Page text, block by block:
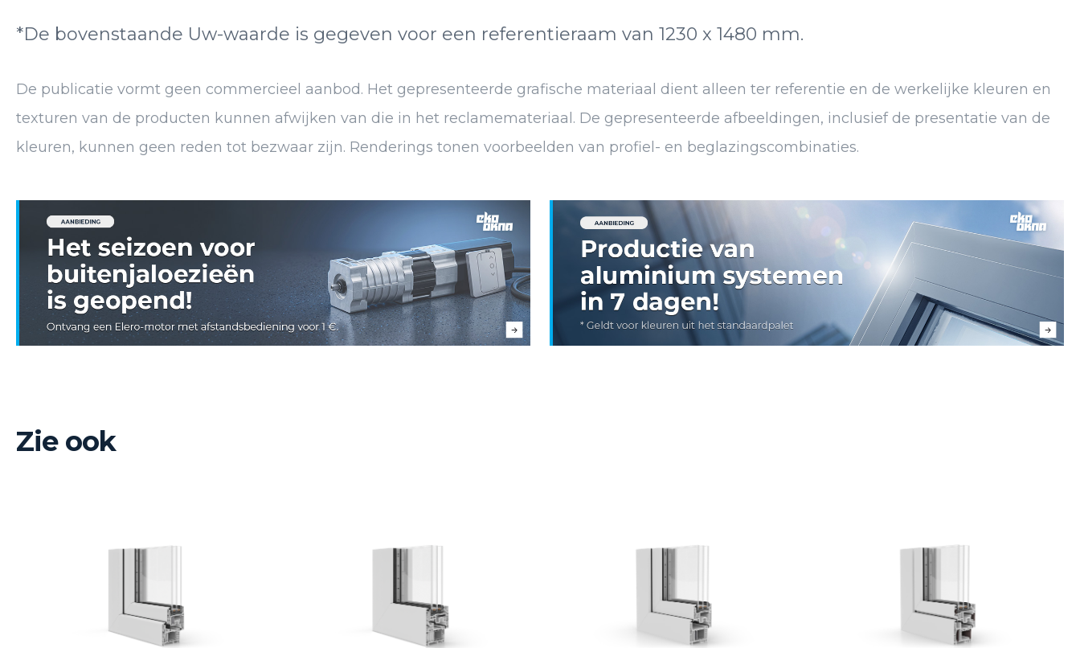
*De bovenstaande Uw-waarde is gegeven voor een referentieraam van 1230 x 1480 mm.
De publicatie vormt geen commercieel aanbod. Het gepresenteerde grafische materiaal dient alleen ter referentie en de werkelijke kleuren en
texturen van de producten kunnen afwijken van die in het reclamemateriaal. De gepresenteerde afbeeldingen, inclusief de presentatie van de
kleuren, kunnen geen reden tot bezwaar zijn. Renderings tonen voorbeelden van profiel- en beglazingscombinaties.
Zie ook